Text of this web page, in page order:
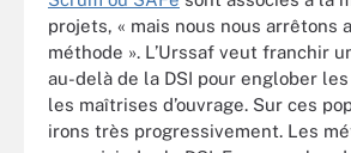
projets, « mais nous nous arrêtons
méthode ». L’Urssaf veut franchir
au-delà de la DSI pour englober
les maîtrises d’ouvrage. Sur ces
irons très progressivement. Les